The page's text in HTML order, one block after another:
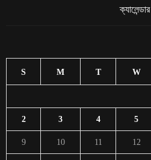
ক্যালেন্ডার
S M T W
2 3 4 5
9 10 11 12